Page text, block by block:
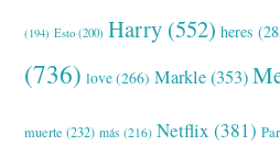
(194) Esto (200) Harry (552) heres
(736) love(266) Markle(353)
muerte (232) más (216) Netflix (381)